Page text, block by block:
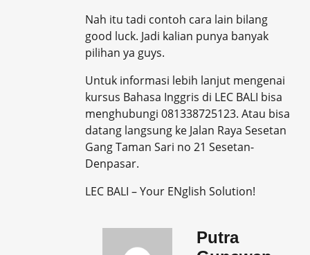
Nah itu tadi contoh cara lain bilang
good luck. Jadi kalian punya banyak
pilihan ya guys.
Untuk informasi lebih lanjut mengenai
kursus Bahasa Inggris di LEC BALI bisa
menghubungi 081338725123. Atau bisa
datang langsung ke Jalan Raya Sesetan
Gang Taman Sari no 21 Sesetan-
Denpasar.
LEC BALI – Your ENglish Solution!
Putra